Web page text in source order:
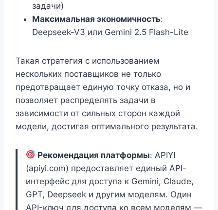
задачи)
Максимальная экономичность:
Deepseek-V3 или Gemini 2.5 Flash-Lite
Такая стратегия с использованием
нескольких поставщиков не только
предотвращает единую точку отказа, но и
позволяет распределять задачи в
зависимости от сильных сторон каждой
модели, достигая оптимального результата.
Рекомендация платформы: APIYI
(apiyi.com) предоставляет единый API-
интерфейс для доступа к Gemini, Claude,
GPT, Deepseek и другим моделям. Один
API-ключ для доступа ко всем моделям —